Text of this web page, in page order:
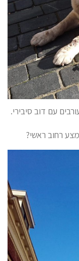
עם דוב סיבירי.
רחוב ראשי?